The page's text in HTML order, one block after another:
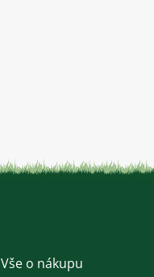
Vše o nákupu